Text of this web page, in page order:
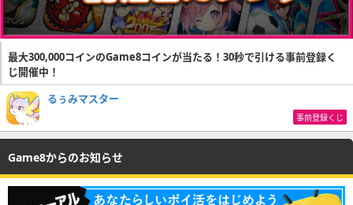
最大300,000コインのGame8コインが当たる！30秒で引ける事前登録く
じ開催中！
るぅみマスター
事前登録くじ
Game8からのお知らせ